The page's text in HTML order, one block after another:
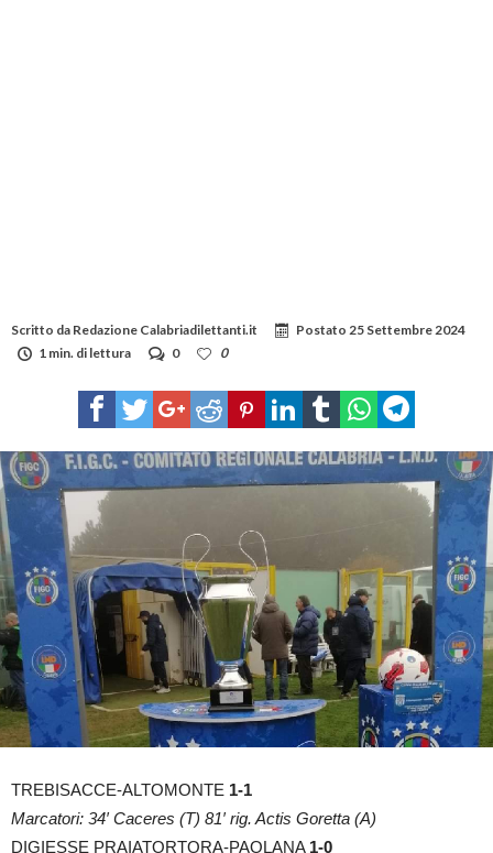
Scritto da Redazione Calabriadilettanti.it Postato 25 Settembre 2024
1 min. di lettura
0 0
TREBISACCE-ALTOMONTE 1-1
Marcatori: 34′ Caceres (T) 81′ rig. Actis Goretta (A)
DIGIESSE PRAIATORTORA-PAOLANA 1-0